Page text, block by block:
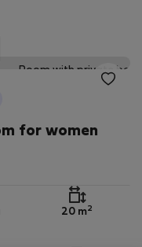
for women
20 m2